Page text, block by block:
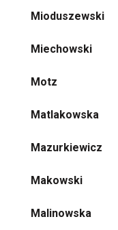
Mioduszewski
Miechowski
Motz
Matlakowska
Mazurkiewicz
Makowski
Malinowska